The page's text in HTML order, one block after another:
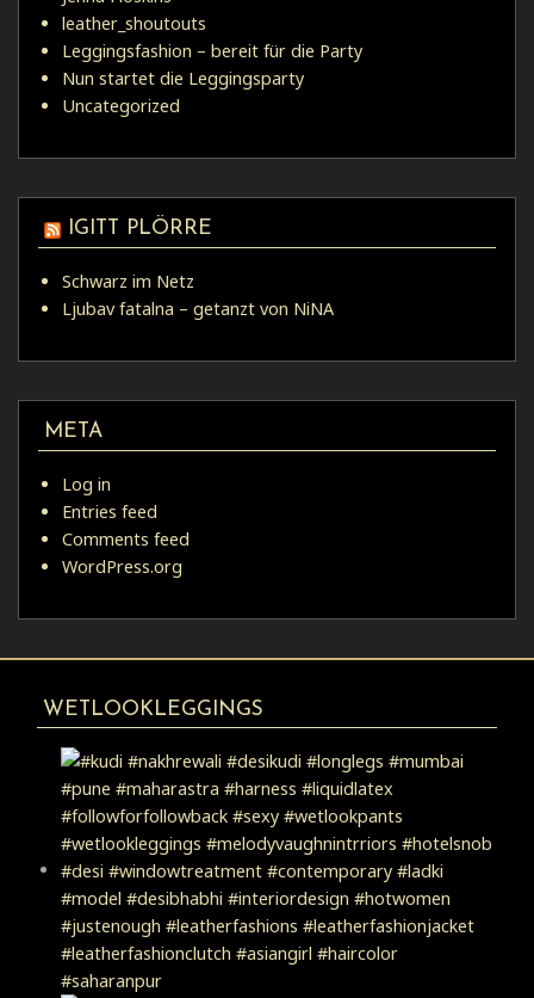
leather_shoutouts
Leggingsfashion – bereit für die Party
Nun startet die Leggingsparty
Uncategorized
IGITT PLÖRRE
Schwarz im Netz
Ljubav fatalna – getanzt von NiNA
META
Log in
Entries feed
Comments feed
WordPress.org
WETLOOKLEGGINGS